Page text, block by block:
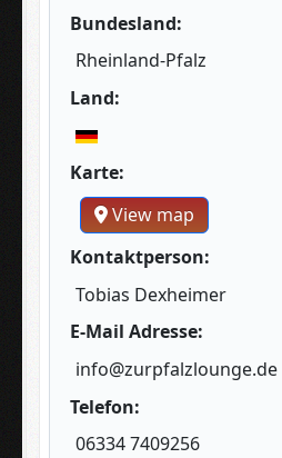
Bundesland:
Rheinland-Pfalz
Land:
Karte:
View map
Kontaktperson:
Tobias Dexheimer
E-Mail Adresse:
info@zurpfalzlounge.de
Telefon:
06334 7409256